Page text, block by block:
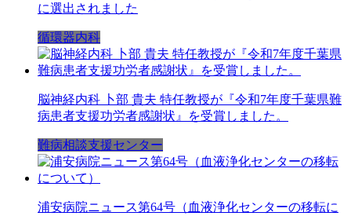
に選出されました
循環器内科
脳神経内科 卜部 貴夫 特任教授が『令和7年度千葉県難
病患者支援功労者感謝状』を受賞しました。
難病相談支援センター
浦安病院ニュース第64号（血液浄化センターの移転に